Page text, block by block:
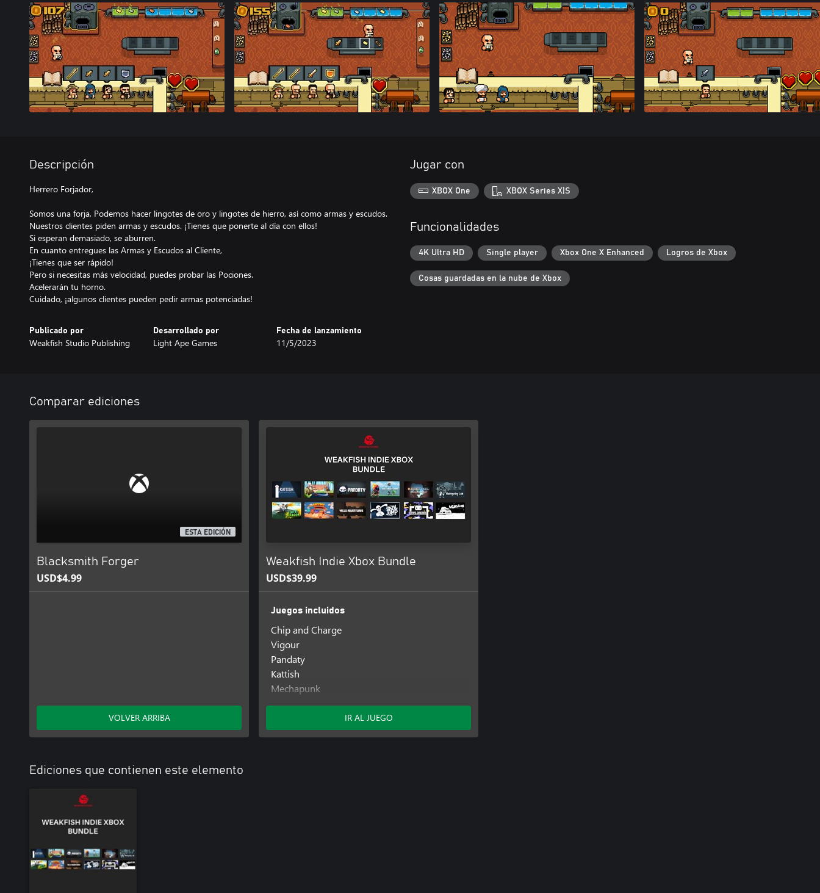
Descripción
Herrero Forjador,
Somos una forja, Podemos hacer lingotes de oro y lingotes de hierro, así como armas y escudos.
Nuestros clientes piden armas y escudos. ¡Tienes que ponerte al día con ellos!
Si esperan demasiado, se aburren.
En cuanto entregues las Armas y Escudos al Cliente,
¡Tienes que ser rápido!
Pero si necesitas más velocidad, puedes probar las Pociones.
Acelerarán tu horno.
Cuidado, ¡algunos clientes pueden pedir armas potenciadas!
Publicado por
Weakfish Studio Publishing
Desarrollado por
Light Ape Games
Fecha de lanzamiento
11/5/2023
Jugar con
XBOX One XBOX Series X|S
Funcionalidades
4K Ultra HD Single player Xbox One X Enhanced Logros de Xbox
Cosas guardadas en la nube de Xbox
Comparar ediciones
ESTA EDICIÓN
Blacksmith Forger
USD$4.99
VOLVER ARRIBA
Weakfish Indie Xbox Bundle
USD$39.99
Juegos incluidos
Chip and Charge
Vigour
Pandaty
Kattish
Mechapunk
Pipe Dream Xbox Edition
Ratyboy Adventures
IR AL JUEGO
Ediciones que contienen este elemento